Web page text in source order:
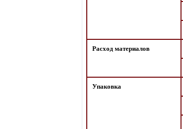
Расход материалов
Упаковка